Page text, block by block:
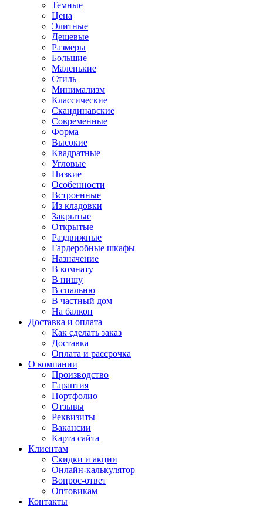
Темные
Цена
Элитные
Дешевые
Размеры
Большие
Маленькие
Стиль
Минимализм
Классические
Скандинавские
Современные
Форма
Высокие
Квадратные
Угловые
Низкие
Особенности
Встроенные
Из кладовки
Закрытые
Открытые
Раздвижные
Гардеробные шкафы
Назначение
В комнату
В нишу
В спальню
В частный дом
На балкон
Доставка и оплата
Как сделать заказ
Доставка
Оплата и рассрочка
О компании
Производство
Гарантия
Портфолио
Отзывы
Реквизиты
Вакансии
Карта сайта
Клиентам
Скидки и акции
Онлайн-калькулятор
Вопрос-ответ
Оптовикам
Контакты